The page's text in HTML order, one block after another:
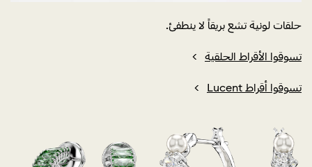
حلقات لونية تشع بريقاً لا ينطفئ.
تسوقوا الأقراط الحلقية
تسوقوا أقراط Lucent